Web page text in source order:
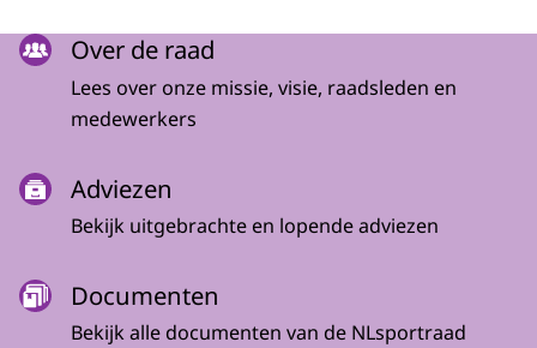
MenuOver de raad
Lees over onze missie, visie, raadsleden en
medewerkers
Adviezen
Bekijk uitgebrachte en lopende adviezen
Documenten
Bekijk alle documenten van de NLsportraad